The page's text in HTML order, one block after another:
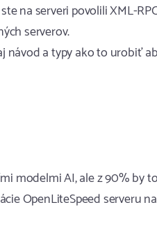
na serveri povolili XML-
serverov.
a typy ako to urobiť
modelmi AI, ale z 90% by
OpenLiteSpeed serveru